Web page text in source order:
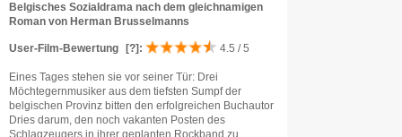
Belgisches Sozialdrama nach dem gleichnamigen
Roman von Herman Brusselmanns
User-Film-Bewertung [?] : 4.5 / 5
Eines Tages stehen sie vor seiner Tür: Drei
Möchtegernmusiker aus dem tiefsten Sumpf der
belgischen Provinz bitten den erfolgreichen Buchautor
Dries darum, den noch vakanten Posten des
Schlagzeugers in ihrer geplanten Rockband zu